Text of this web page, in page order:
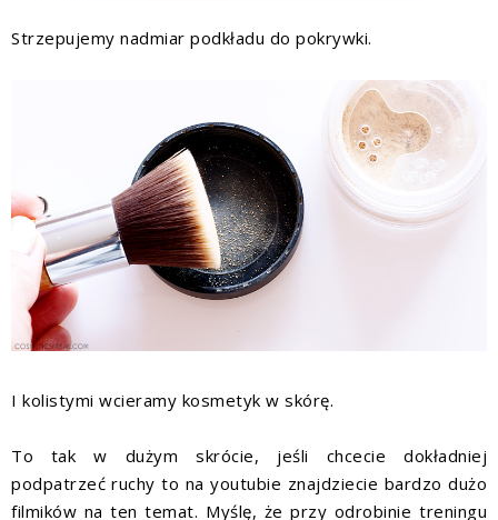
Strzepujemy nadmiar podkładu do pokrywki.
I kolistymi wcieramy kosmetyk w skórę.
To tak w dużym skrócie, jeśli chcecie dokładniej
podpatrzeć ruchy to na youtubie znajdziecie bardzo dużo
filmików na ten temat. Myślę, że przy odrobinie treningu